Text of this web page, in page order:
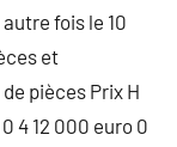
fois le 10
et
pièces Prix H
4 12 000 euro 0